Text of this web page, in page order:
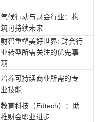
气候行动与财会行业：构
筑可持续未来
财智重塑美好世界: 财会行
业转型所需关注的优先事
项
培养可持续商业所需的专
业技能
教育科技（Edtech）：助
推财会职业进步